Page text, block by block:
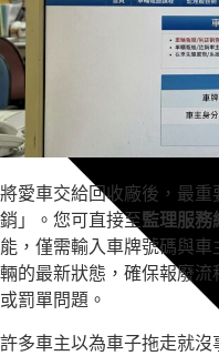
將愛車交給回收廠後，最
銷」。您可直接至監理服務
能，僅需輸入車牌號碼與
輛的最新狀態，確保報廢
或罰單問題。
許多車主以為車子拖走就